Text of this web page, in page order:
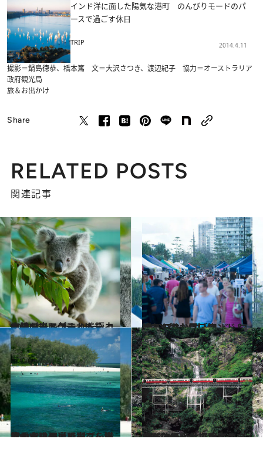
インド洋に面した陽気な港町 のんびりモードのパ
ースで過ごす休日
TRIP 2014.4.11
撮影＝鍋島徳恭、橋本篤 文＝大沢さつき、渡辺紀子 協力＝オーストラリア
政府観光局
旅＆お出かけ
Share
RELATED POSTS
関連記事
2014.3.7
太陽の光に包まれた極上のリゾートゴールド・コーストでアクティビティ三昧
旅＆お出かけ 2014.3.7
憧れのサーフブランド＆UGGブーツゴールド・コーストでお買い物
旅＆お出かけ
2014.3.14
空から眺め島で遊ぶ 世界最大の珊瑚礁群グレート・バリア・リーフを堪能する
旅＆お出かけ 2014.3.14
気球フライトに車窓の旅、熱帯雨林探検 ケアンズで壮大なる太古の自然を体感
旅＆お出かけ